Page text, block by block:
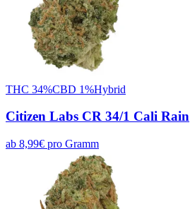
THC 34%CBD 1%Hybrid
Citizen Labs CR 34/1 Cali Rain
ab 8,99€ pro Gramm